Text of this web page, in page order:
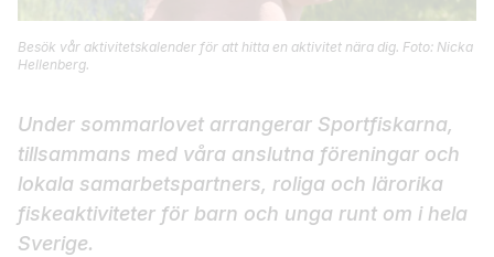
Besök vår aktivitetskalender för att hitta en aktivitet nära dig. Foto: Nicka
Hellenberg.
Under sommarlovet arrangerar Sportfiskarna,
tillsammans med våra anslutna föreningar och
lokala samarbetspartners, roliga och lärorika
fiskeaktiviteter för barn och unga runt om i hela
Sverige.